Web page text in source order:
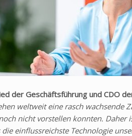
der Geschäftsführung und CDO
weltweit eine rasch wachsende
nicht vorstellen konnten. Daher
die einflussreichste Technologie